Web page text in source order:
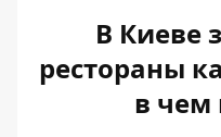
В Киеве
рестораны
в чем